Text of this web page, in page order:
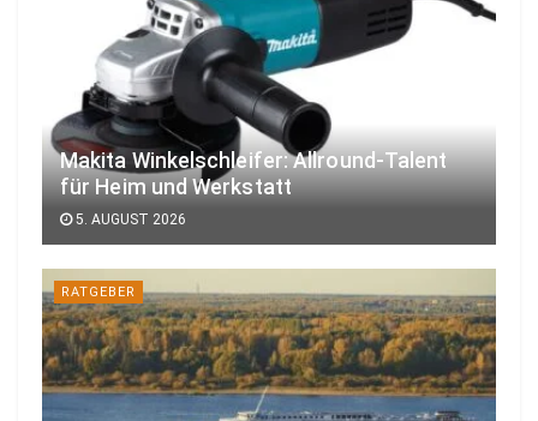
Makita Winkelschleifer: Allround-Talent
für Heim und Werkstatt
5. AUGUST 2026
RATGEBER